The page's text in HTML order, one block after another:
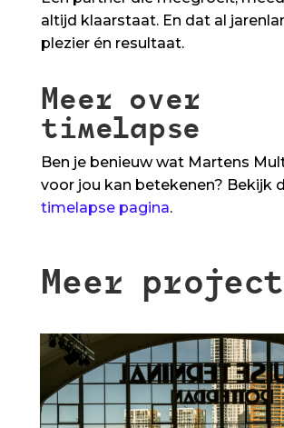
altijd klaarstaat. En dat al
plezier én resultaat.
Meer over
timelapse
Ben je benieuw wat Martens
voor jou kan betekenen? Bekijk
timelapse pagina.
Meer